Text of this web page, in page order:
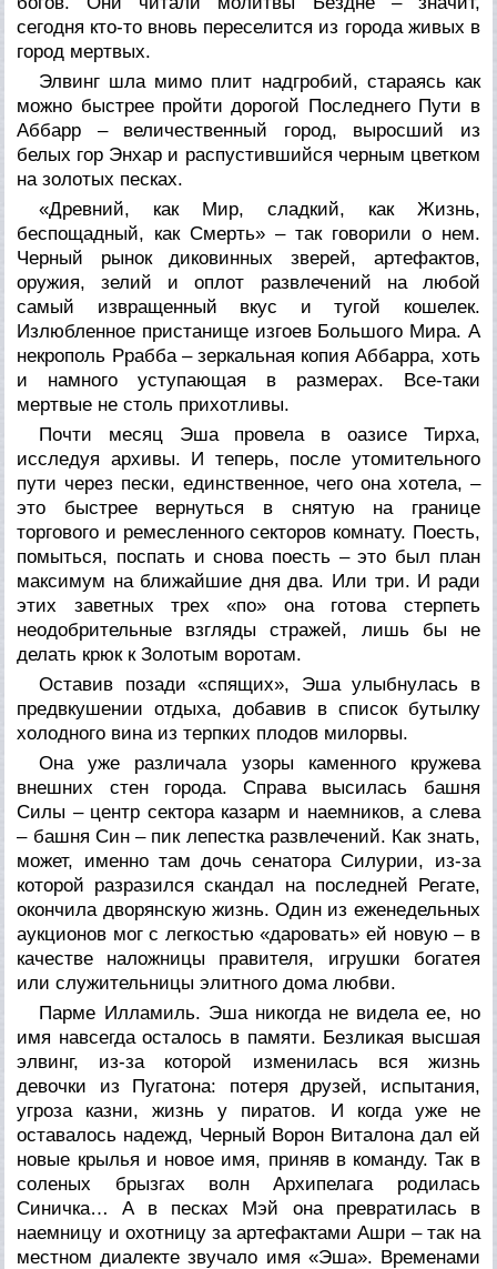
сегодня кто-то вновь переселится из города живых в
город мертвых.
Элвинг шла мимо плит надгробий, стараясь как
можно быстрее пройти дорогой Последнего Пути в
Аббарр – величественный город, выросший из
белых гор Энхар и распустившийся черным цветком
на золотых песках.
«Древний, как Мир, сладкий, как Жизнь,
беспощадный, как Смерть» – так говорили о нем.
Черный рынок диковинных зверей, артефактов,
оружия, зелий и оплот развлечений на любой
самый извращенный вкус и тугой кошелек.
Излюбленное пристанище изгоев Большого Мира. А
некрополь Ррабба – зеркальная копия Аббарра, хоть
и намного уступающая в размерах. Все-таки
мертвые не столь прихотливы.
Почти месяц Эша провела в оазисе Тирха,
исследуя архивы. И теперь, после утомительного
пути через пески, единственное, чего она хотела, –
это быстрее вернуться в снятую на границе
торгового и ремесленного секторов комнату. Поесть,
помыться, поспать и снова поесть – это был план
максимум на ближайшие дня два. Или три. И ради
этих заветных трех «по» она готова стерпеть
неодобрительные взгляды стражей, лишь бы не
делать крюк к Золотым воротам.
Оставив позади «спящих», Эша улыбнулась в
предвкушении отдыха, добавив в список бутылку
холодного вина из терпких плодов милорвы.
Она уже различала узоры каменного кружева
внешних стен города. Справа высилась башня
Силы – центр сектора казарм и наемников, а слева
– башня Син – пик лепестка развлечений. Как знать,
может, именно там дочь сенатора Силурии, из-за
которой разразился скандал на последней Регате,
окончила дворянскую жизнь. Один из еженедельных
аукционов мог с легкостью «даровать» ей новую – в
качестве наложницы правителя, игрушки богатея
или служительницы элитного дома любви.
Парме Илламиль. Эша никогда не видела ее, но
имя навсегда осталось в памяти. Безликая высшая
элвинг, из-за которой изменилась вся жизнь
девочки из Пугатона: потеря друзей, испытания,
угроза казни, жизнь у пиратов. И когда уже не
оставалось надежд, Черный Ворон Виталона дал ей
новые крылья и новое имя, приняв в команду. Так в
соленых брызгах волн Архипелага родилась
Синичка… А в песках Мэй она превратилась в
наемницу и охотницу за артефактами Ашри – так на
местном диалекте звучало имя «Эша». Временами